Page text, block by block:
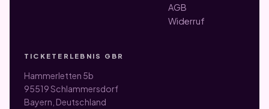
AGB
Widerruf
TICKETERLEBNIS GBR
Hammerletten 5b
95519 Schlammersdorf
Bayern, Deutschland